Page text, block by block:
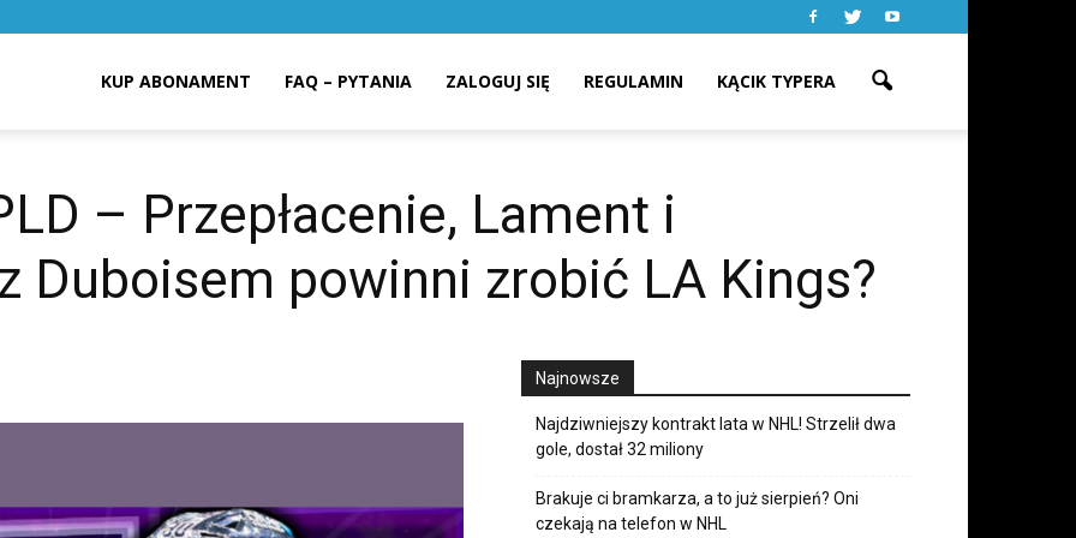
KUP ABONAMENT FAQ – PYTANIA ZALOGUJ SIĘ REGULAMIN KĄCIK TYPERA
– Przepłacenie, Lament i
Duboisem powinni zrobić LA Kings?
Najnowsze
Najdziwniejszy kontrakt lata w NHL! Strzelił dwa
gole, dostał 32 miliony
Brakuje ci bramkarza, a to już sierpień? Oni
czekają na telefon w NHL